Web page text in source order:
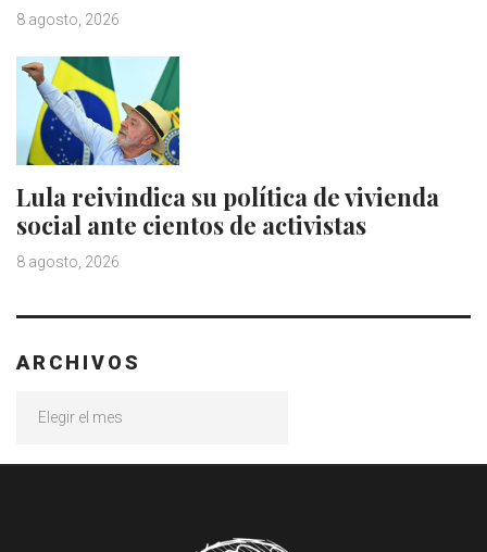
8 agosto, 2026
Lula reivindica su política de vivienda
social ante cientos de activistas
8 agosto, 2026
ARCHIVOS